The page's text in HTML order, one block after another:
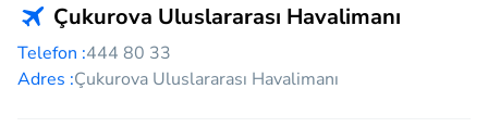
Çukurova Uluslararası Havalimanı
Telefon :444 80 33
Adres :Çukurova Uluslararası Havalimanı